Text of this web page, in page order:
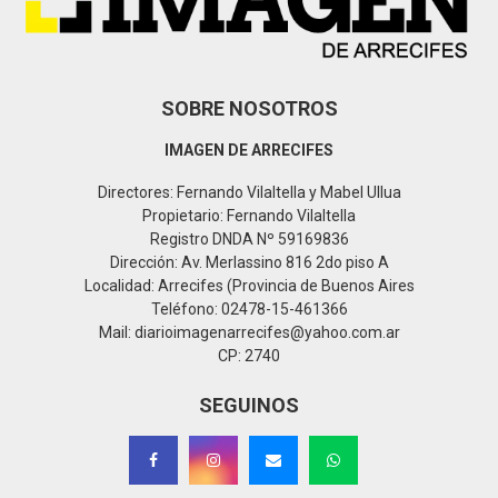
SOBRE NOSOTROS
IMAGEN DE ARRECIFES
Directores: Fernando Vilaltella y Mabel Ullua
Propietario: Fernando Vilaltella
Registro DNDA Nº 59169836
Dirección: Av. Merlassino 816 2do piso A
Localidad: Arrecifes (Provincia de Buenos Aires
Teléfono: 02478-15-461366
Mail: diarioimagenarrecifes@yahoo.com.ar
CP: 2740
SEGUINOS